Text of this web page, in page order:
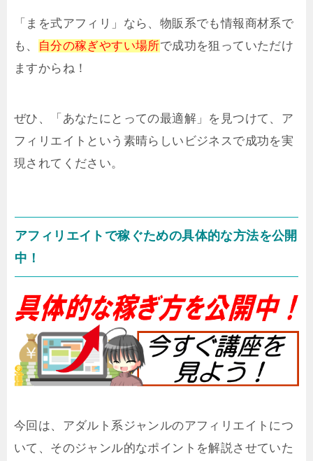
「まを式アフィリ」なら、物販系でも情報商材系で
も、
自分の稼ぎやすい場所で成功を狙っていただけ
ますからね！
ぜひ、「あなたにとっての最適解」を見つけて、ア
フィリエイトという素晴らしいビジネスで成功を実
現されてください。
アフィリエイトで稼ぐための具体的な方法を公開
中！
今回は、アダルト系ジャンルのアフィリエイトにつ
いて、そのジャンル的なポイントを解説させていた